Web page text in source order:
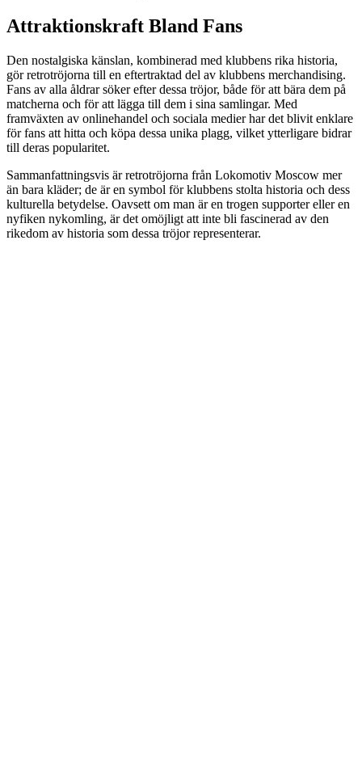
Attraktionskraft Bland Fans
Den nostalgiska känslan, kombinerad med klubbens rika historia,
gör retrotröjorna till en eftertraktad del av klubbens merchandising.
Fans av alla åldrar söker efter dessa tröjor, både för att bära dem på
matcherna och för att lägga till dem i sina samlingar. Med
framväxten av onlinehandel och sociala medier har det blivit enklare
för fans att hitta och köpa dessa unika plagg, vilket ytterligare bidrar
till deras popularitet.
Sammanfattningsvis är retrotröjorna från Lokomotiv Moscow mer
än bara kläder; de är en symbol för klubbens stolta historia och dess
kulturella betydelse. Oavsett om man är en trogen supporter eller en
nyfiken nykomling, är det omöjligt att inte bli fascinerad av den
rikedom av historia som dessa tröjor representerar.